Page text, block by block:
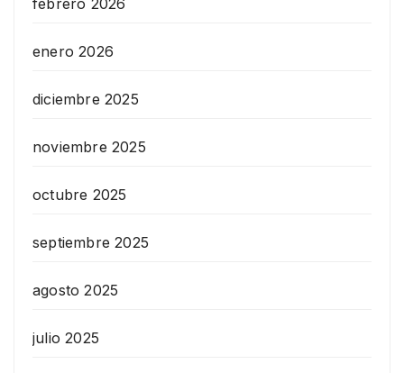
febrero 2026
enero 2026
diciembre 2025
noviembre 2025
octubre 2025
septiembre 2025
agosto 2025
julio 2025